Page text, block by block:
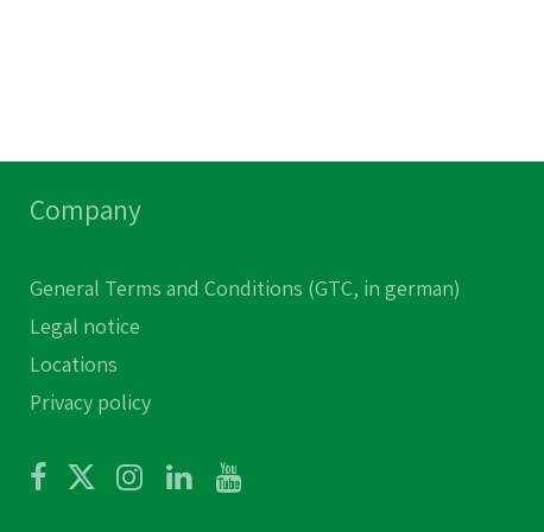
Company
General Terms and Conditions (GTC, in german)
Legal notice
Locations
Privacy policy